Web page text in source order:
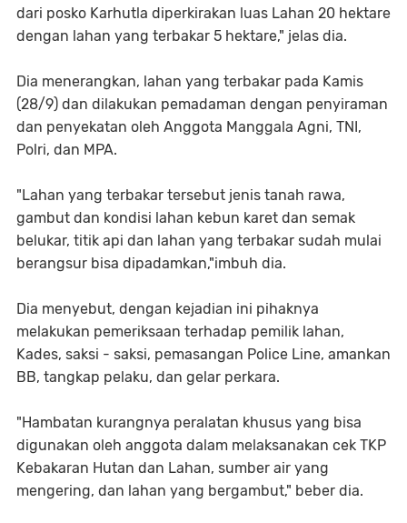
dari posko Karhutla diperkirakan luas Lahan 20 hektare
dengan lahan yang terbakar 5 hektare," jelas dia.
Dia menerangkan, lahan yang terbakar pada Kamis
(28/9) dan dilakukan pemadaman dengan penyiraman
dan penyekatan oleh Anggota Manggala Agni, TNI,
Polri, dan MPA.
"Lahan yang terbakar tersebut jenis tanah rawa,
gambut dan kondisi lahan kebun karet dan semak
belukar, titik api dan lahan yang terbakar sudah mulai
berangsur bisa dipadamkan,"imbuh dia.
Dia menyebut, dengan kejadian ini pihaknya
melakukan pemeriksaan terhadap pemilik lahan,
Kades, saksi - saksi, pemasangan Police Line, amankan
BB, tangkap pelaku, dan gelar perkara.
"Hambatan kurangnya peralatan khusus yang bisa
digunakan oleh anggota dalam melaksanakan cek TKP
Kebakaran Hutan dan Lahan, sumber air yang
mengering, dan lahan yang bergambut," beber dia.